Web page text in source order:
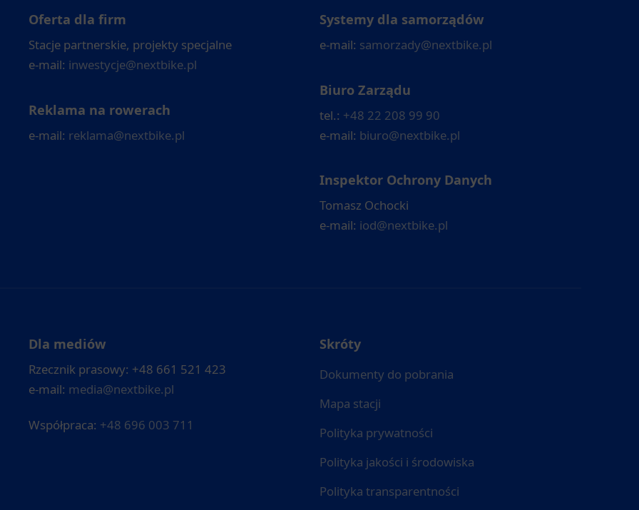
Oferta dla firm
Stacje partnerskie, projekty specjalne
e-mail: inwestycje@nextbike.pl
Reklama na rowerach
e-mail: reklama@nextbike.pl
Systemy dla samorządów
e-mail: samorzady@nextbike.pl
Biuro Zarządu
tel.: +48 22 208 99 90
e-mail: biuro@nextbike.pl
Inspektor Ochrony Danych
Tomasz Ochocki
e-mail: iod@nextbike.pl
Dla mediów
Rzecznik prasowy: +48 661 521 423
e-mail: media@nextbike.pl
Współpraca: +48 696 003 711
Skróty
Dokumenty do pobrania
Mapa stacji
Polityka prywatności
Polityka jakości i środowiska
Polityka transparentności